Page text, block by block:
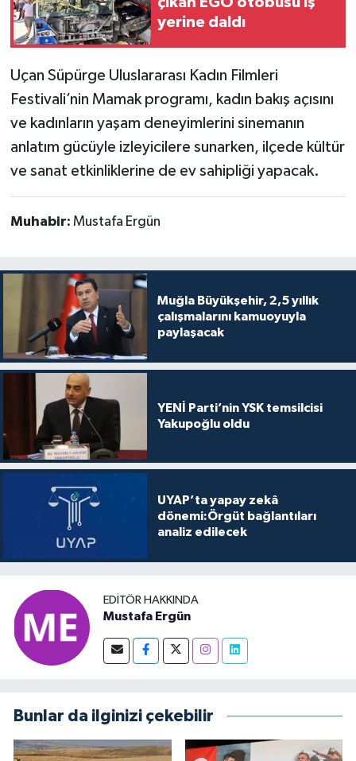
yerine daldı
Uçan Süpürge Uluslararası Kadın Filmleri
Festivali’nin Mamak programı, kadın bakış açısını
ve kadınların yaşam deneyimlerini sinemanın
anlatım gücüyle izleyicilere sunarken, ilçede kültür
ve sanat etkinliklerine de ev sahipliği yapacak.
Muhabir: Mustafa Ergün
Muğla Büyükşehir, 2,5 yıllık
çalışmalarını kamuoyuyla
paylaşacak
YENİ Parti’nin YSK temsilcisi
Yakupoğlu oldu
UYAP’ta yapay zekâ
dönemi:Örgüt bağlantıları
analiz edilecek
EDITÖR HAKKINDA
Mustafa Ergün
Bunlar da ilginizi çekebilir